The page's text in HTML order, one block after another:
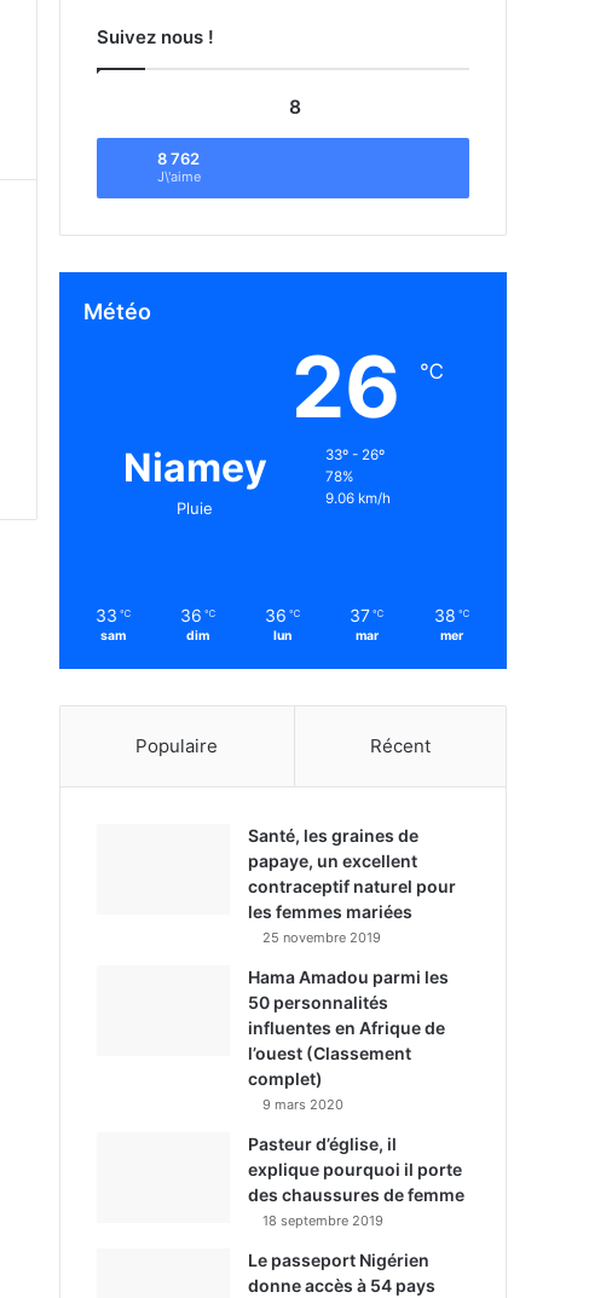
Suivez nous !
8
8 762
J\'aime
Météo
Niamey
Pluie
26 ℃
33º - 26º
78%
9.06 km/h
33 ℃
sam
36 ℃
dim
36 ℃
lun
37 ℃
mar
38 ℃
mer
Populaire Récent
Santé, les graines de
papaye, un excellent
contraceptif naturel pour
les femmes mariées
25 novembre 2019
Hama Amadou parmi les
50 personnalités
influentes en Afrique de
l’ouest (Classement
complet)
9 mars 2020
Pasteur d’église, il
explique pourquoi il porte
des chaussures de femme
18 septembre 2019
Le passeport Nigérien
donne accès à 54 pays